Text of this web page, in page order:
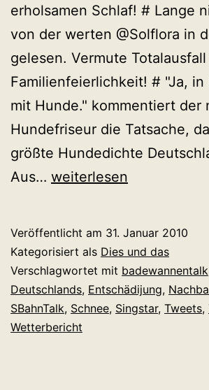
erholsamen Schlaf! # Lange
von der werten @Solflora in
gelesen. Vermute
Familienfeierlichkeit! # "Ja, in
mit Hunde." kommentiert der
Hundefriseur die Tatsache,
größte Hundedichte
Aus… Twitter
4
weiterlesen
Veröffentlicht am 31. Januar 2010
Kategorisiert als Dies und das
Verschlagwortet mit badewannentalk
Deutschlands, Entschädijung,
SBahnTalk, Schnee, Singstar, Tweets,
Wetterbericht